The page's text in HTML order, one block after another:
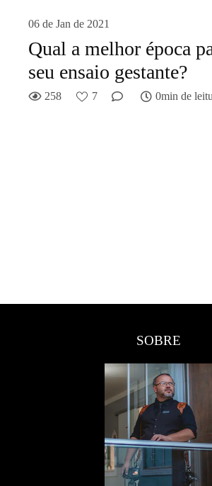
06 de Jan de 2021
Qual a melhor época
seu ensaio gestante?
258 7 0min de
SOBRE